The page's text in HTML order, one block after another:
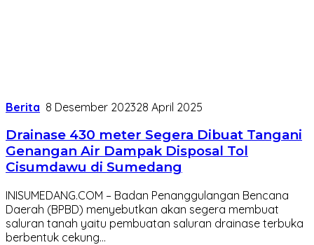
Berita 8 Desember 202328 April 2025
Drainase 430 meter Segera Dibuat Tangani
Genangan Air Dampak Disposal Tol
Cisumdawu di Sumedang
INISUMEDANG.COM – Badan Penanggulangan Bencana
Daerah (BPBD) menyebutkan akan segera membuat
saluran tanah yaitu pembuatan saluran drainase terbuka
berbentuk cekung…